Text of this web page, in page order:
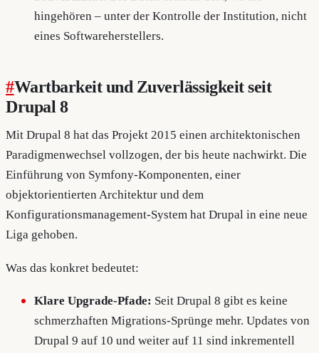
hingehören – unter der Kontrolle der Institution, nicht
eines Softwareherstellers.
#Wartbarkeit und Zuverlässigkeit seit
Drupal 8
Mit Drupal 8 hat das Projekt 2015 einen architektonischen
Paradigmenwechsel vollzogen, der bis heute nachwirkt. Die
Einführung von Symfony-Komponenten, einer
objektorientierten Architektur und dem
Konfigurationsmanagement-System hat Drupal in eine neue
Liga gehoben.
Was das konkret bedeutet:
Klare Upgrade-Pfade: Seit Drupal 8 gibt es keine
schmerzhaften Migrations-Sprünge mehr. Updates von
Drupal 9 auf 10 und weiter auf 11 sind inkrementell